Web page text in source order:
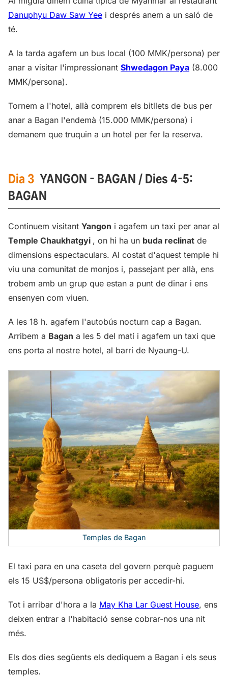
Danuphyu Daw Saw Yee i després anem a un saló de
té.
A la tarda agafem un bus local (100 MMK/persona) per
anar a visitar l'impressionant Shwedagon Paya (8.000
MMK/persona).
Tornem a l'hotel, allà comprem els bitllets de bus per
anar a Bagan l'endemà (15.000 MMK/persona) i
demanem que truquin a un hotel per fer la reserva.
Dia 3 YANGON - BAGAN / Dies 4-5:
BAGAN
Continuem visitant Yangon i agafem un taxi per anar al
Temple Chaukhatgyi , on hi ha un buda reclinat de
dimensions espectaculars. Al costat d'aquest temple hi
viu una comunitat de monjos i, passejant per allà, ens
trobem amb un grup que estan a punt de dinar i ens
ensenyen com viuen.
A les 18 h. agafem l'autobús nocturn cap a Bagan.
Arribem a Bagan a les 5 del matí i agafem un taxi que
ens porta al nostre hotel, al barri de Nyaung-U.
Temples de Bagan
El taxi para en una caseta del govern perquè paguem
els 15 US$/persona obligatoris per accedir-hi.
Tot i arribar d'hora a la May Kha Lar Guest House, ens
deixen entrar a l'habitació sense cobrar-nos una nit
més.
Els dos dies següents els dediquem a Bagan i els seus
temples.